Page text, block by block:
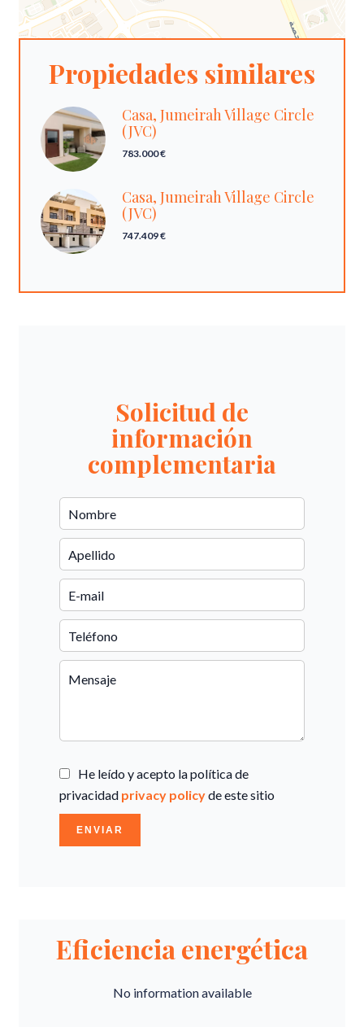
Propiedades similares
Casa, Jumeirah Village Circle
(JVC)
783.000 €
Casa, Jumeirah Village Circle
(JVC)
747.409 €
Solicitud de
información
complementaria
He leído y acepto la política de
privacidad privacy policyde este sitio
ENVIAR
Eficiencia energética
No information available